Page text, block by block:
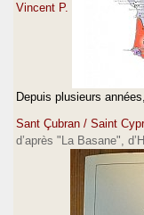
Vincent P.
Depuis plusieurs
Sant Çubran / Saint
d’après "La Basane",